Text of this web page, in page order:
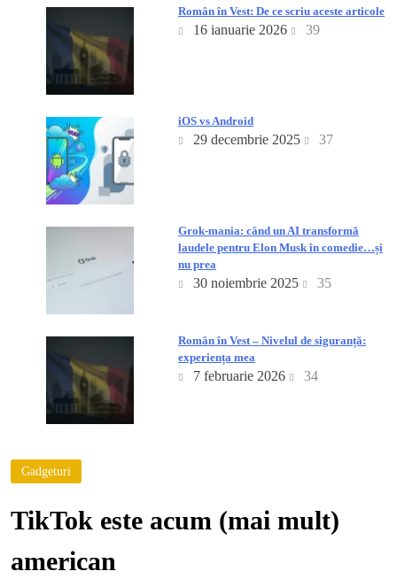
Gadgeturi
TikTok este acum (mai mult)
american
Român în Vest: De ce scriu aceste articole
16 ianuarie 2026 39
iOS vs Android
29 decembrie 2025 37
Grok-mania: când un AI transformă
laudele pentru Elon Musk în comedie…și
nu prea
30 noiembrie 2025 35
Român în Vest – Nivelul de siguranță:
experiența mea
7 februarie 2026 34